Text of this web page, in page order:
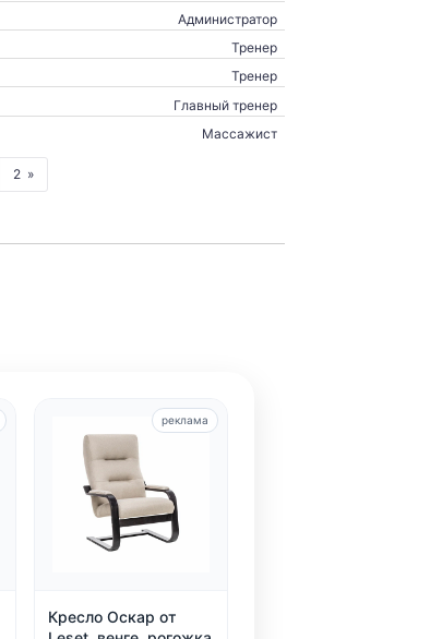
Администратор
Тренер
Тренер
Главный тренер
Массажист
2
Кресло Оскар от
реклама